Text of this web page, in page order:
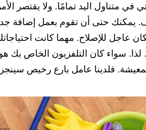
في متناول اليد تمامًا. ولا يقتصر
يمكنك حتى أن تقوم بعمل إضافة
سواء كان التلفزيون الخاص بك هو
المعيشة. فلدينا عامل بارع رخيص